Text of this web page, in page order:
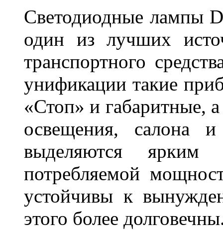
Светодиодные лампы
один из лучших
транспортного
унификации такие
«Стоп» и габаритные,
освещения, салона
выделяются ярким
потребляемой
устойчивы к
этого более